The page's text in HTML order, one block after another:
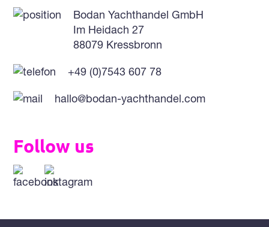
Bodan Yachthandel GmbH
Im Heidach 27
88079 Kressbronn
+49 (0)7543 607 78
hallo@bodan-yachthandel.com
Follow us